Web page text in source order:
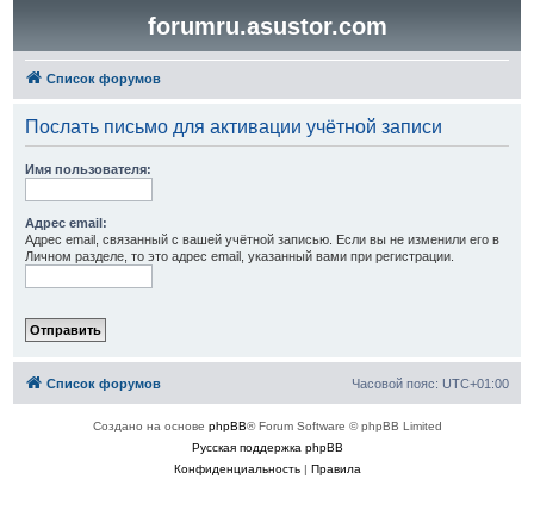
forumru.asustor.com
Список форумов
Послать письмо для активации учётной записи
Имя пользователя:
Адрес email:
Адрес email, связанный с вашей учётной записью. Если вы не изменили его в
Личном разделе, то это адрес email, указанный вами при регистрации.
Список форумов Часовой пояс: UTC+01:00
Создано на основе phpBB® Forum Software © phpBB Limited
Русская поддержка phpBB
Конфиденциальность| Правила